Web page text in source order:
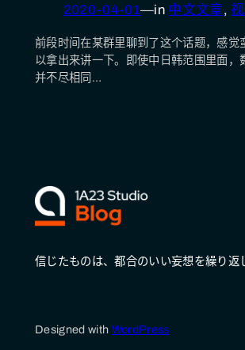
2020-04-01—in 中文文章,
前段时间在某群里聊到了这个话题，感觉
以拿出来讲一下。即使中日韩范围里面，
并不尽相同…
信じたものは、都合のいい妄想を繰り返
Designed with WordPress